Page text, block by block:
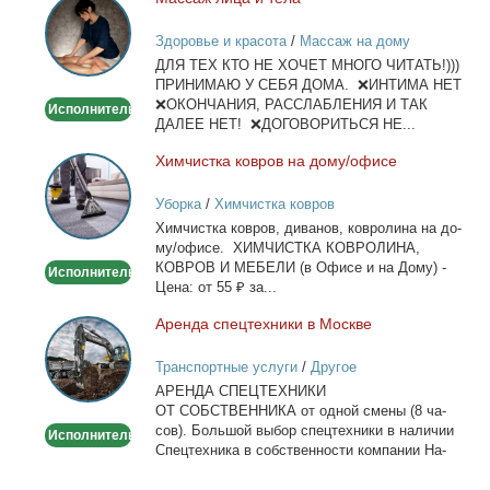
лица
и
тела
Исполнитель
Здоровье и красота/ Массаж на дому
ДЛЯ ТЕХ КТО НЕ ХОЧЕТ МНОГО ЧИТАТЬ!)))
ПРИНИМАЮ У СЕБЯ ДОМА. ❌ИНТИМА НЕТ
❌ОКОНЧАНИЯ, РАССЛАБЛЕНИЯ И ТАК
ДАЛЕЕ НЕТ! ❌ДОГОВОРИТЬСЯ НЕ...
Химчистка
ковров
на
дому/
Исполнитель
Хим­чист­ка ков­ров на до­му/офи­се
Уборка/ Химчистка ковров
Хим­чист­ка ков­ров, ди­ва­нов, ков­ро­ли­на на до­
му/офи­се. ХИМЧИСТКА КОВРОЛИНА,
КОВРОВ И МЕБЕЛИ (в Офи­се и на До­му) -
Це­на: от 55 ₽ за...
Аренда
спецтехники
в
Москве
Исполнитель
Арен­да спец­тех­ни­ки в Москве
Транспортные услуги/ Другое
АРЕНДА СПЕЦТЕХНИКИ
ОТ СОБСТВЕННИКА от од­ной сме­ны (8 ча­
сов). Боль­шой вы­бор спец­тех­ни­ки в на­ли­чии
Спец­тех­ни­ка в соб­ствен­но­сти ком­па­нии На­